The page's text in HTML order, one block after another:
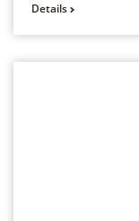
Details